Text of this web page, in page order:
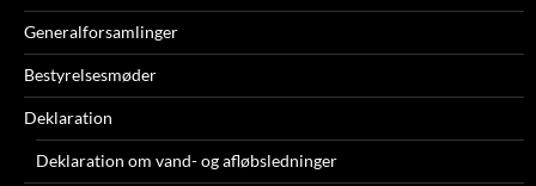
Generalforsamlinger
Bestyrelsesmøder
Deklaration
Deklaration om vand- og afløbsledninger